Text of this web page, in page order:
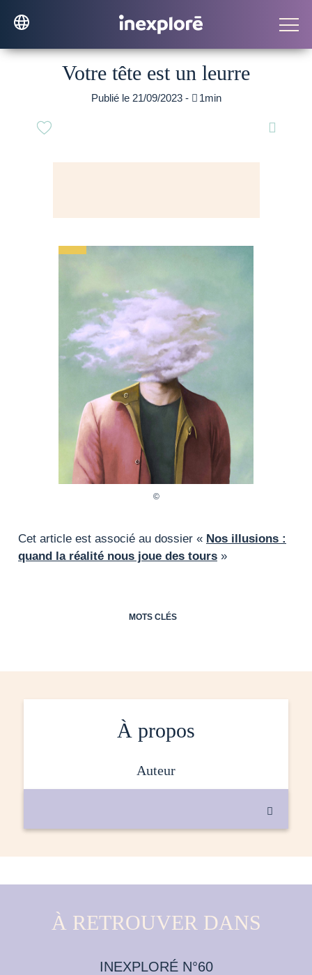
Votre tête est un leurre
Publié le 21/09/2023 -  1min

Cet article est associé au dossier « Nos illusions :
quand la réalité nous joue des tours »
MOTS CLÉS
À propos
auteur

À RETROUVER DANS
INEXPLORÉ N°60